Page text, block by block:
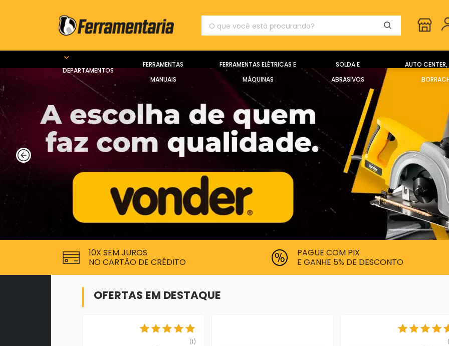
DEPARTAMENTOS
FERRAMENTAS
MANUAIS
FERRAMENTAS ELÉTRICAS E
MÁQUINAS
SOLDA E
ABRASIVOS
AUTO CENTER,
10X SEM JUROS
NO CARTÃO DE CRÉDITO
PAGUE COM PIX
E GANHE 5% DE DESCONTO
OFERTAS EM DESTAQUE
(1)